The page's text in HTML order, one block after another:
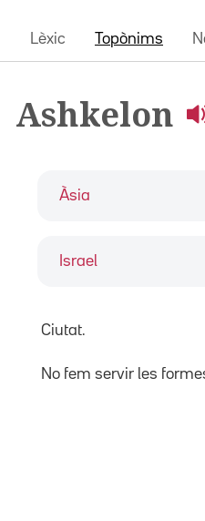
Lèxic Topònims
Ashkelon
Àsia
Israel
Ciutat.
No fem servir les